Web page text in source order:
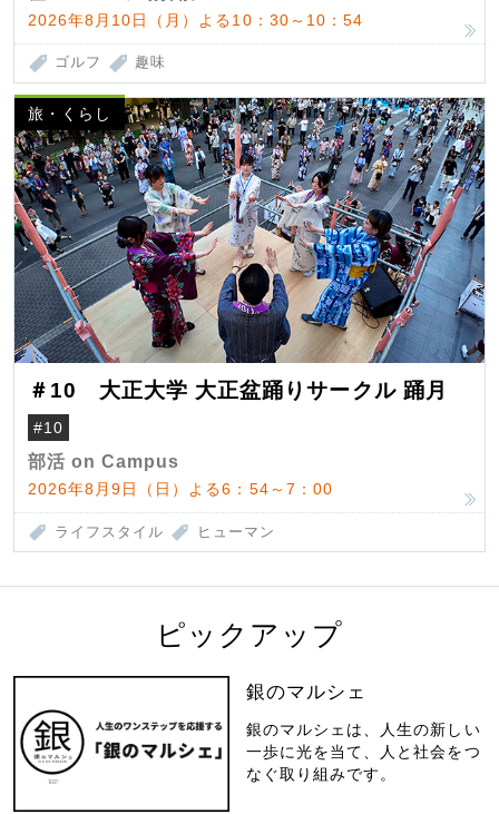
2026年8月10日（月）よる10：30～10：54
ゴルフ 趣味
旅・くらし
＃10 大正大学 大正盆踊りサークル 踊月
#10
部活 on Campus
2026年8月9日（日）よる6：54～7：00
ライフスタイル ヒューマン
ピックアップ
銀のマルシェ
銀のマルシェは、人生の新しい
一歩に光を当て、人と社会をつ
なぐ取り組みです。